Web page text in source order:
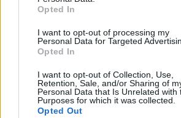
Opted In
I want to opt-out of processing my
Personal Data for Targeted
Opted In
I want to opt-out of Collection, Use,
Retention, Sale, and/or Sharing of
Personal Data that Is Unrelated with
Purposes for which it was collected.
Opted Out
A Szolnok megyei gazdák nagyon nem
további üzemeltetését
Csendélet 5.0: alig balesetveszélyes
élhető város
Pénteken újra csökken a benzin és a